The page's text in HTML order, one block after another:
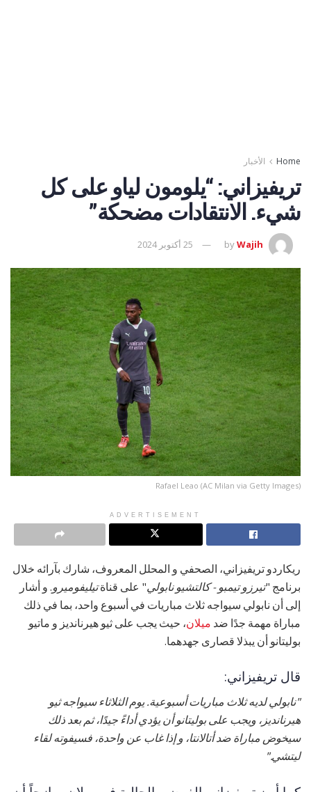
Home الأخبار
تريفيزاني: “يلومون لياو على كل
شيء. الانتقادات مضحكة”
byWajih 25 أكتوبر 2024
Rafael Leao (AC Milan via Getty Images)
ADVERTISEMENT
ريكاردو تريفيزاني، الصحفي و المحلل المعروف، شارك بآرائه خلال
برنامج "تيرزو تيمبو - كالتشيو نابولي" على قناةتيليفوميرو. و أشار
إلى أن نابولي سيواجه ثلاث مباريات في أسبوع واحد، بما في ذلك
مباراة مهمة جدًا ضد ميلان، حيث يجب على ثيو هيرنانديز و ماتيو
بوليتانو أن يبذلا قصارى جهدهما.
قال تريفيزاني:
"نابولي لديه ثلاث مباريات أسبوعية. يوم الثلاثاء سيواجه ثيو
هيرنانديز، ويجب على بوليتانو أن يؤدي أداءً جيدًا، ثم بعد ذلك
سيخوض مباراة ضد أتالانتا، و إذا غاب عن واحدة، فسيفوته لقاء
ليتشي."